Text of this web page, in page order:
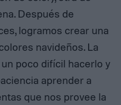
Después de
logramos crear una
navideños. La
poco difícil hacerlo y
aprender a
que nos provee la